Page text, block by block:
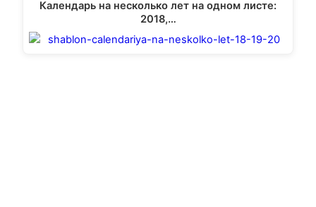
Календарь на несколько лет на одном листе:
2018,…